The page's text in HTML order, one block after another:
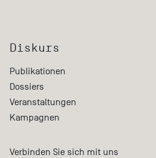
Diskurs
Publikationen
Dossiers
Veranstaltungen
Kampagnen
Verbinden Sie sich mit uns